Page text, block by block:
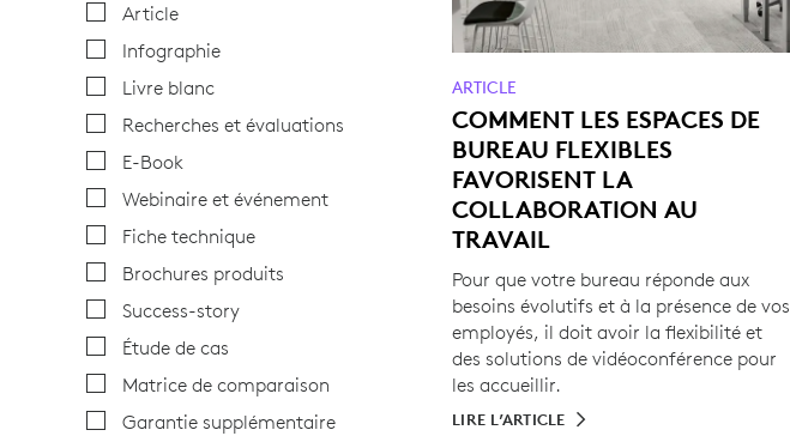
Article
Infographie
Livre blanc
Recherches et évaluations
E-Book
Webinaire et événement
Fiche technique
Brochures produits
Success-story
Étude de cas
Matrice de comparaison
Garantie supplémentaire
ARTICLE
COMMENT LES ESPACES DE
BUREAU FLEXIBLES
FAVORISENT LA
COLLABORATION AU
TRAVAIL
Pour que votre bureau réponde aux
besoins évolutifs et à la présence de vos
employés, il doit avoir la flexibilité et
des solutions de vidéoconférence pour
les accueillir.
LIRE L’ARTICLE